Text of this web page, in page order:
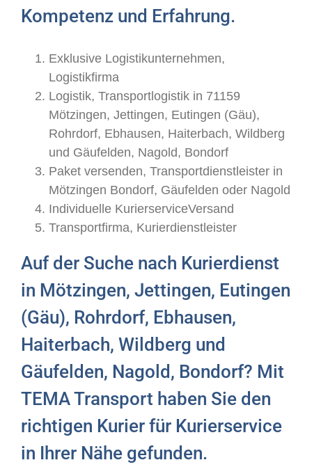
Kompetenz und Erfahrung.
Exklusive Logistikunternehmen,
Logistikfirma
Logistik, Transportlogistik in 71159
Mötzingen, Jettingen, Eutingen (Gäu),
Rohrdorf, Ebhausen, Haiterbach, Wildberg
und Gäufelden, Nagold, Bondorf
Paket versenden, Transportdienstleister in
Mötzingen Bondorf, Gäufelden oder Nagold
Individuelle KurierserviceVersand
Transportfirma, Kurierdienstleister
Auf der Suche nach Kurierdienst
in Mötzingen, Jettingen, Eutingen
(Gäu), Rohrdorf, Ebhausen,
Haiterbach, Wildberg und
Gäufelden, Nagold, Bondorf? Mit
TEMA Transport haben Sie den
richtigen Kurier für Kurierservice
in Ihrer Nähe gefunden.